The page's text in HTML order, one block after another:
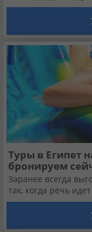
Туры в Египет
бронируем
Заранее всегда
так, когда речь